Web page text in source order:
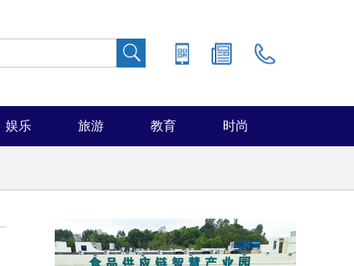
娱乐 旅游 教育 时尚